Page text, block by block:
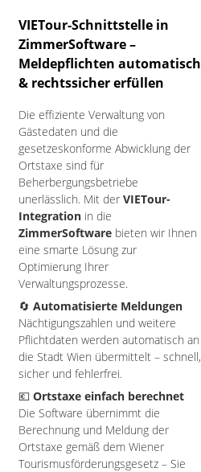
VIETour-Schnittstelle in
ZimmerSoftware –
Meldepflichten automatisch
& rechtssicher erfüllen
Die effiziente Verwaltung von
Gästedaten und die
gesetzeskonforme Abwicklung der
Ortstaxe sind für
Beherbergungsbetriebe
unerlässlich. Mit der VIETour-
Integration in die
ZimmerSoftware bieten wir Ihnen
eine smarte Lösung zur
Optimierung Ihrer
Verwaltungsprozesse.
🔄 Automatisierte Meldungen
Nächtigungszahlen und weitere
Pflichtdaten werden automatisch an
die Stadt Wien übermittelt – schnell,
sicher und fehlerfrei.
💶 Ortstaxe einfach berechnet
Die Software übernimmt die
Berechnung und Meldung der
Ortstaxe gemäß dem Wiener
Tourismusförderungsgesetz – Sie